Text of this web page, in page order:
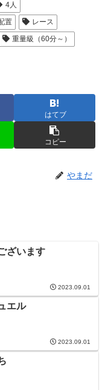
4人
置
レース
重量級（60分～）
はてブ
コピー
やまだ
ざいます
2023.09.01
エル
2023.09.01